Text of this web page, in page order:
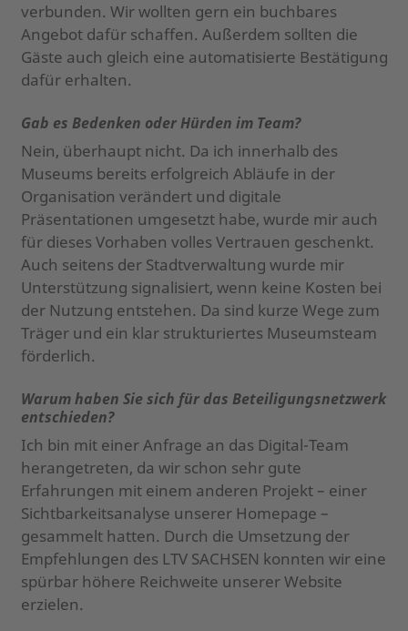
verbunden. Wir wollten gern ein buchbares
Angebot dafür schaffen. Außerdem sollten die
Gäste auch gleich eine automatisierte Bestätigung
dafür erhalten.
Gab es Bedenken oder Hürden im Team?
Nein, überhaupt nicht. Da ich innerhalb des
Museums bereits erfolgreich Abläufe in der
Organisation verändert und digitale
Präsentationen umgesetzt habe, wurde mir auch
für dieses Vorhaben volles Vertrauen geschenkt.
Auch seitens der Stadtverwaltung wurde mir
Unterstützung signalisiert, wenn keine Kosten bei
der Nutzung entstehen. Da sind kurze Wege zum
Träger und ein klar strukturiertes Museumsteam
förderlich.
Warum haben Sie sich für das Beteiligungsnetzwerk
entschieden?
Ich bin mit einer Anfrage an das Digital-Team
herangetreten, da wir schon sehr gute
Erfahrungen mit einem anderen Projekt – einer
Sichtbarkeitsanalyse unserer Homepage –
gesammelt hatten. Durch die Umsetzung der
Empfehlungen des LTV SACHSEN konnten wir eine
spürbar höhere Reichweite unserer Website
erzielen.